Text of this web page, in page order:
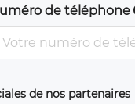
de téléphone
de nos partenaires